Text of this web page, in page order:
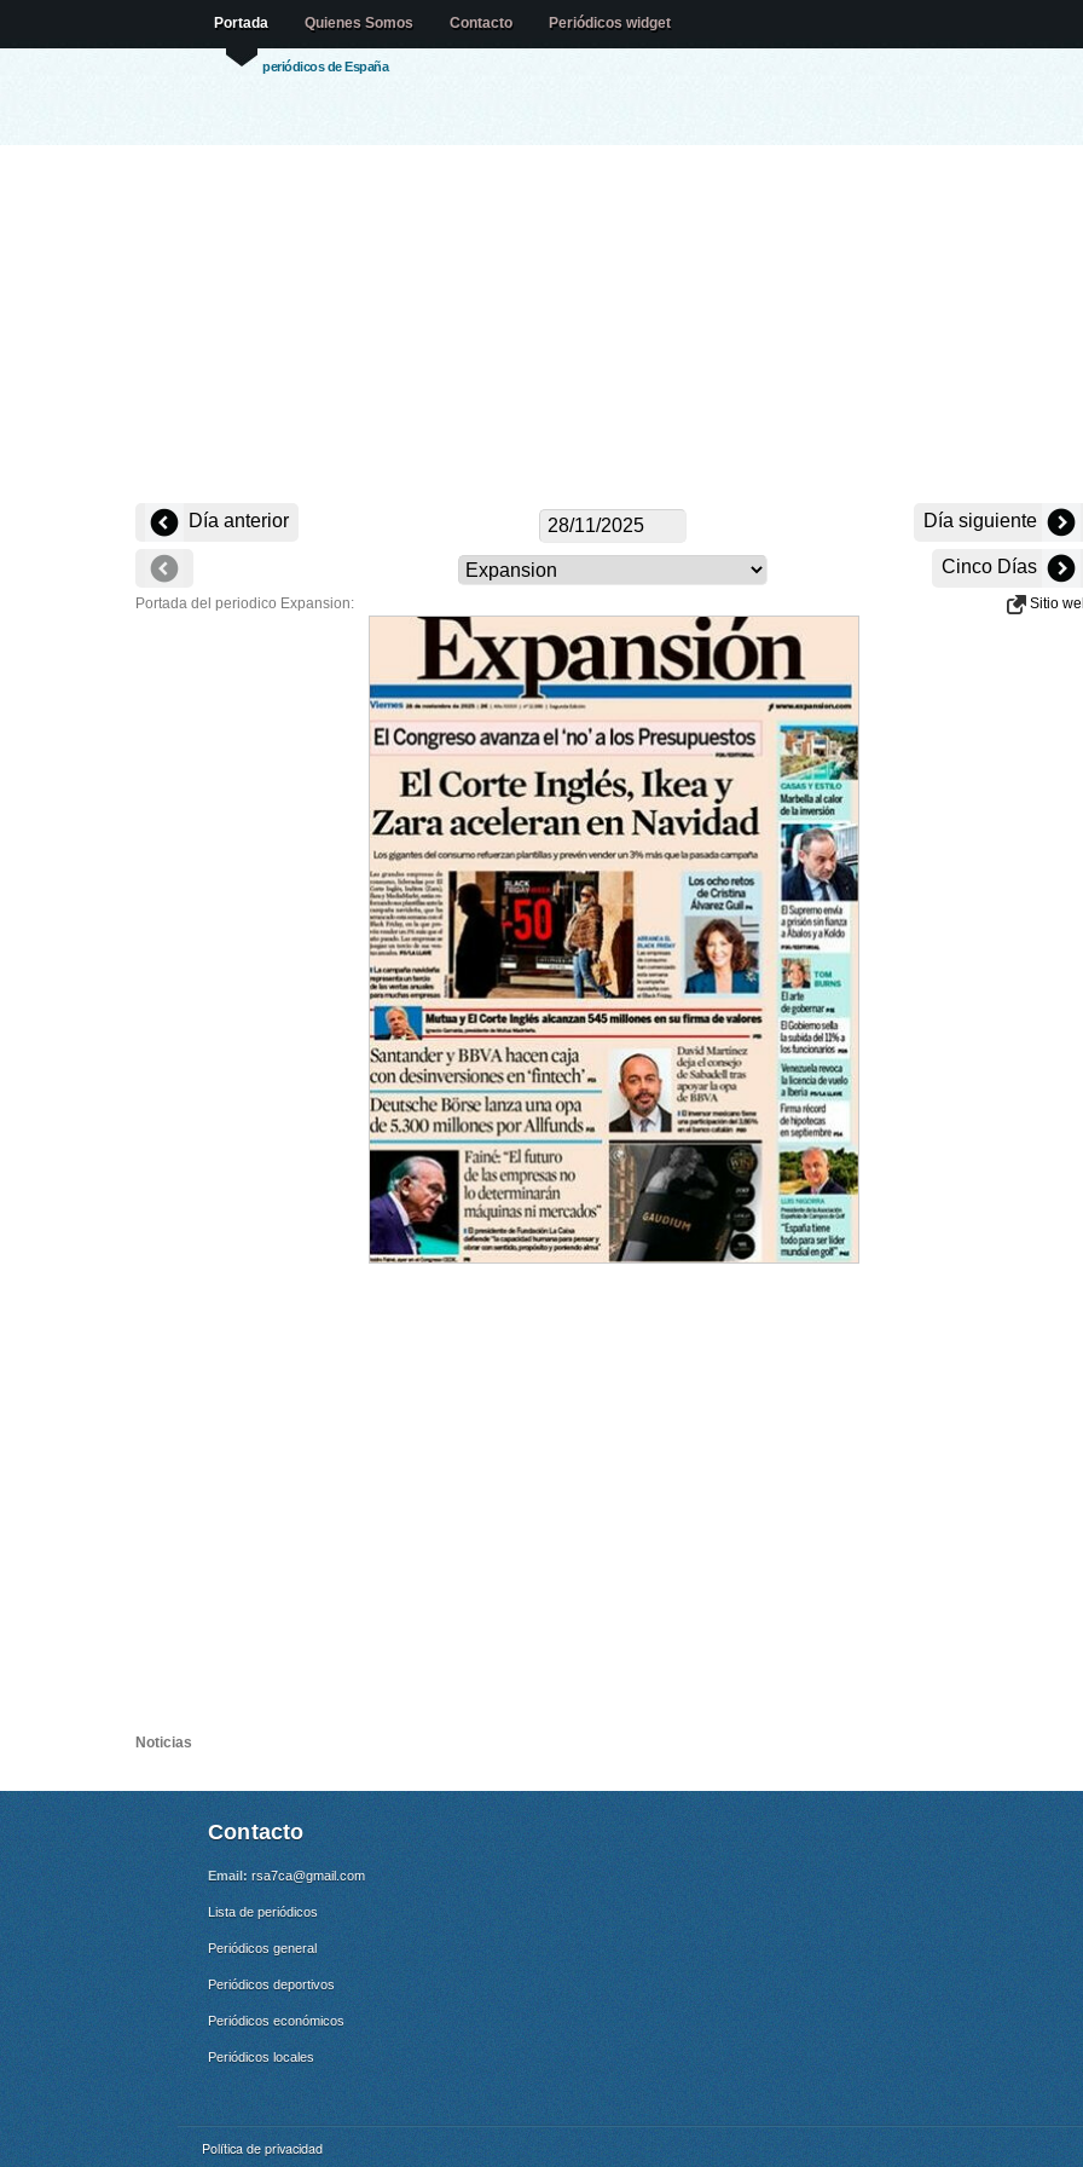
periódicos de España
Portada Quienes Somos Contacto Periódicos widget
Día anterior Día siguiente
Cinco Días
Portada del periodico Expansion: Sitio
Noticias
Contacto
Email: rsa7ca@gmail.com
Lista de periódicos
Periódicos general
Periódicos deportivos
Periódicos económicos
Periódicos locales
Política de privacidad